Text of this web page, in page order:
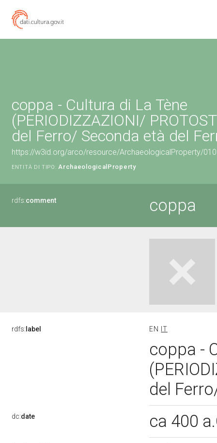
coppa - Cultura di La Tène
(PERIODIZZAZIONI/
del Ferro/ Seconda età del
https://w3id.org/arco/resource/ArchaeologicalProperty/
ENTITÀ DI TIPO: ArchaeologicalProperty
rdfs:comment coppa
rdfs: label EN IT
coppa -
del
dc:date ca 400